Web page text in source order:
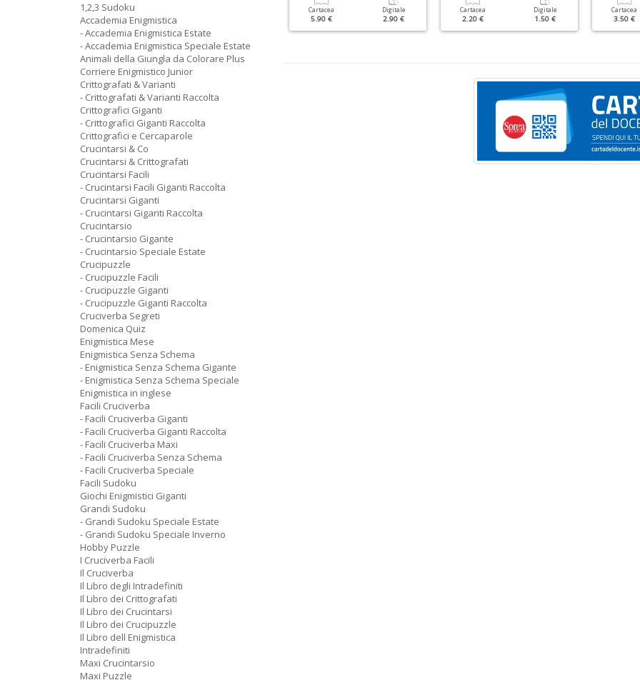
Digitale
2.50 € 2.50 €
Cartacea
5.90 €
Digitale
2.90 €
Cartacea
2.20 €
Digitale
1.50 €
Cartacea
3.50 €
1,2,3 Sudoku
Accademia Enigmistica
- Accademia Enigmistica Estate
- Accademia Enigmistica Speciale Estate
Animali della Giungla da Colorare Plus
Corriere Enigmistico Junior
Crittografati & Varianti
- Crittografati & Varianti Raccolta
Crittografici Giganti
- Crittografici Giganti Raccolta
Crittografici e Cercaparole
Crucintarsi & Co
Crucintarsi & Crittografati
Crucintarsi Facili
- Crucintarsi Facili Giganti Raccolta
Crucintarsi Giganti
- Crucintarsi Giganti Raccolta
Crucintarsio
- Crucintarsio Gigante
- Crucintarsio Speciale Estate
Crucipuzzle
- Crucipuzzle Facili
- Crucipuzzle Giganti
- Crucipuzzle Giganti Raccolta
Cruciverba Segreti
Domenica Quiz
Enigmistica Mese
Enigmistica Senza Schema
- Enigmistica Senza Schema Gigante
- Enigmistica Senza Schema Speciale
Enigmistica in inglese
Facili Cruciverba
- Facili Cruciverba Giganti
- Facili Cruciverba Giganti Raccolta
- Facili Cruciverba Maxi
- Facili Cruciverba Senza Schema
- Facili Cruciverba Speciale
Facili Sudoku
Giochi Enigmistici Giganti
Grandi Sudoku
- Grandi Sudoku Speciale Estate
- Grandi Sudoku Speciale Inverno
Hobby Puzzle
I Cruciverba Facili
Il Cruciverba
Il Libro degli Intradefiniti
Il Libro dei Crittografati
Il Libro dei Crucintarsi
Il Libro dei Crucipuzzle
Il Libro dell Enigmistica
Intradefiniti
Maxi Crucintarsio
Maxi Puzzle